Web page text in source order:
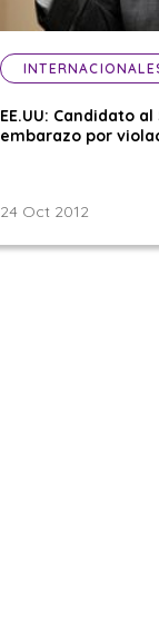
EE.UU: Candidato
embarazo por
24 Oct 2012